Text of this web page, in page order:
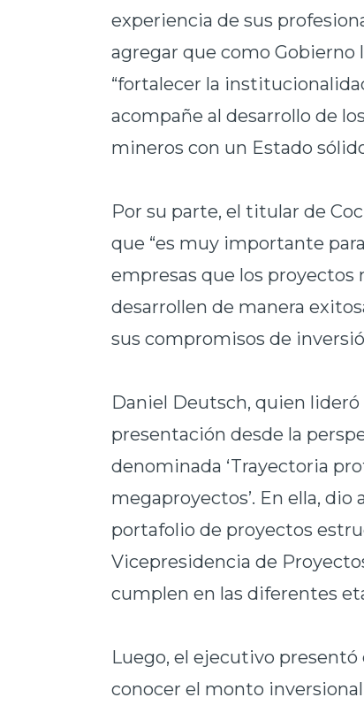
experiencia de sus
agregar que como Gobierno
“fortalecer la
acompañe al desarrollo de
mineros con un Estado
Por su parte, el titular de
que “es muy importante
empresas que los proyectos
desarrollen de manera
sus compromisos de
Daniel Deutsch, quien
presentación desde la
denominada ‘Trayectoria
megaproyectos’. En ella,
portafolio de proyectos
Vicepresidencia de
cumplen en las diferentes
Luego, el ejecutivo presentó
conocer el monto